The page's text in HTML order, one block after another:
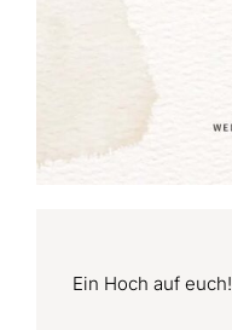
Ein Hoch auf euch!